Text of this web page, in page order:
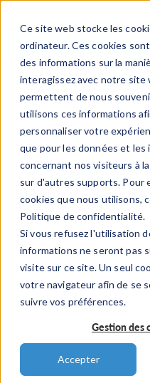
Ce site web stocke les
ordinateur. Ces cookies
des informations sur la
interagissez avec notre site
permettent de nous
utilisons ces informations
personnaliser votre
que pour les données et les
concernant nos visiteurs à
sur d'autres supports. Pour
cookies que nous utilisons,
Politique de confidentialité.
Si vous refusez l'utilisation
informations ne seront pas
visite sur ce site. Un seul
votre navigateur afin de se
suivre vos préférences.
Gestion des
Accepter
Discussion
Note that while
in the discussion forum,
who are on-subscription
via theSupport Center
response from the